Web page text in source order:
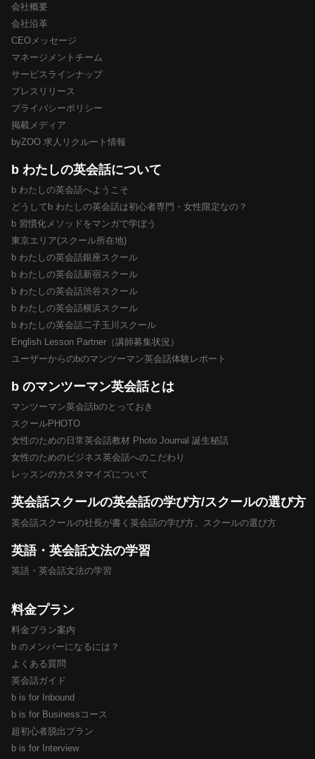
会社概要
会社沿革
CEOメッセージ
マネージメントチーム
サービスラインナップ
プレスリリース
プライバシーポリシー
掲載メディア
byZOO 求人リクルート情報
b わたしの英会話について
b わたしの英会話へようこそ
どうしてb わたしの英会話は初心者専門・女性限定なの？
b 習慣化メソッドをマンガで学ぼう
東京エリア(スクール所在地)
b わたしの英会話銀座スクール
b わたしの英会話新宿スクール
b わたしの英会話渋谷スクール
b わたしの英会話横浜スクール
b わたしの英会話二子玉川スクール
English Lesson Partner（講師募集状況）
ユーザーからのbのマンツーマン英会話体験レポート
b のマンツーマン英会話とは
マンツーマン英会話bのとっておき
スクールPHOTO
女性のための日常英会話教材 Photo Journal 誕生秘話
女性のためのビジネス英会話へのこだわり
レッスンのカスタマイズについて
英会話スクールの英会話の学び方/スクールの選び方
英会話スクールの社長が書く英会話の学び方、スクールの選び方
英語・英会話文法の学習
英語・英会話文法の学習
料金プラン
料金プラン案内
b のメンバーになるには？
よくある質問
英会話ガイド
b is for Inbound
b is for Businessコース
超初心者脱出プラン
b is for Interview